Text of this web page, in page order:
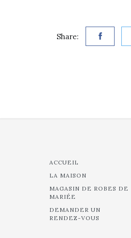
Share:
ACCUEIL
LA MAISON
MAGASIN DE ROBES DE
MARIÉE
DEMANDER UN
RENDEZ-VOUS